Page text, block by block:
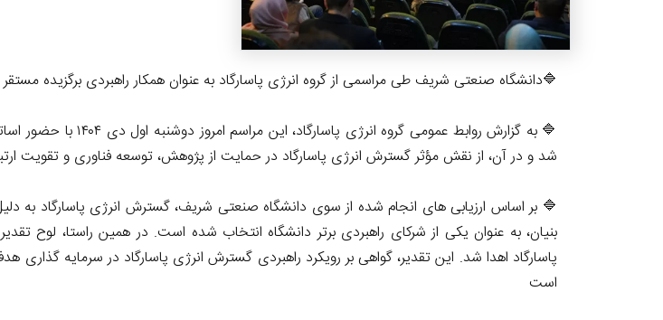
🔷️دانشگاه صنعتی شریف طی مراسمی از گروه انرژی پاسارگاد به عنوان همکار راهبردی برگزیده مستقر
🔷️ به گزارش روابط
شد و در آن، از نقش مؤثر گسترش انرژی پاسارگاد در حمایت از پژوهش، توسعه فناوری و تقویت
🔷️ بر اساس ارزیابی های انجام شده از سوی دانشگاه صنعتی شریف، گسترش انرژی پاسارگاد به
بنیان، به عنوان یکی از شرکای راهبردی برتر دانشگاه انتخاب شده است. در همین راستا، لوح
پاسارگاد اهدا شد. این تقدیر، گواهی بر رویکرد راهبردی گسترش انرژی پاسارگاد در سرمایه
است